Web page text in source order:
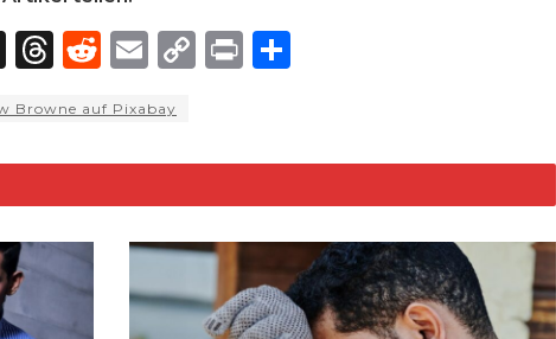
X
T
re
a
d
s
R
d
di
t
E
ai
l
C
y
Li
n
k
P
t
e
Browne auf Pixabay